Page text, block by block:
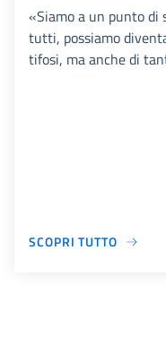
«Siamo a un punto di
tutti, possiamo
tifosi, ma anche di
SCOPRI TUTTO